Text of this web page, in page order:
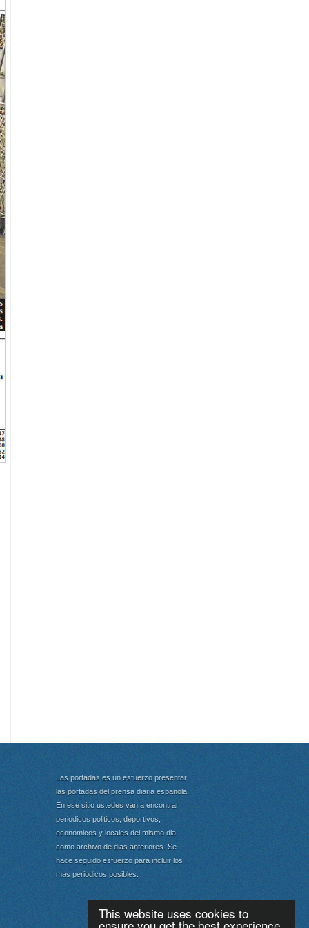
This website uses cookies to
Las portadas es un esfuerzo presentar
las portadas del prensa diaria espanola.
En ese sitio ustedes van a encontrar
periodicos politicos, deportivos,
economicos y locales del mismo dia
como archivo de dias anteriores. Se
hace seguido esfuerzo para incluir los
mas periodicos posibles.